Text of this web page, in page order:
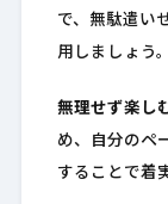
で、無駄遣い
用しましょう。
無理せず楽し
め、自分のペ
することで着